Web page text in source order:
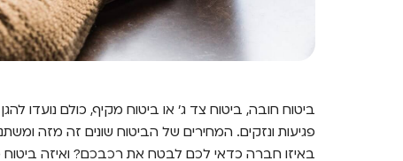
ביטוח חובה, ביטוח צד ג' או ביטוח מקיף, כולם נועדו
פגיעות ונזקים. המחירים של הביטוח שונים זה מזה
באיזו חברה כדאי לכם לבטח את רכבכם? ואיזה